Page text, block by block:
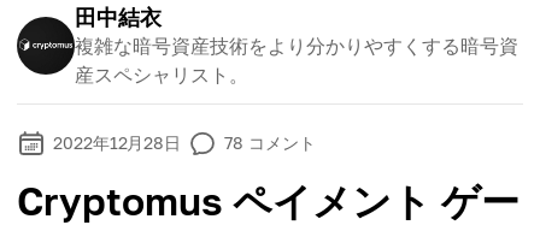
田中結衣
複雑な暗号資産技術をより分かりやすくする暗号資
産スペシャリスト。
2022年12月28日 78 コメント
Cryptomus ペイメント ゲー